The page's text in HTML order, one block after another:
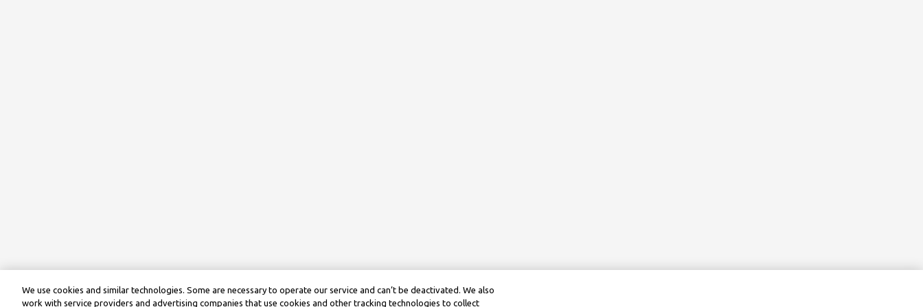
We use cookies and similar technologies. Some are necessary to operate our service and can’t be deactivated. We also
work with service providers and advertising companies that use cookies and other tracking technologies to collect